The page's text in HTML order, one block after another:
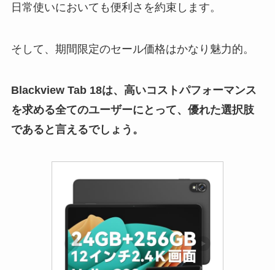
日常使いにおいても便利さを約束します。
そして、期間限定のセール価格はかなり魅力的。
Blackview Tab 18は、高いコストパフォーマンス
を求める全てのユーザーにとって、優れた選択肢
であると言えるでしょう。